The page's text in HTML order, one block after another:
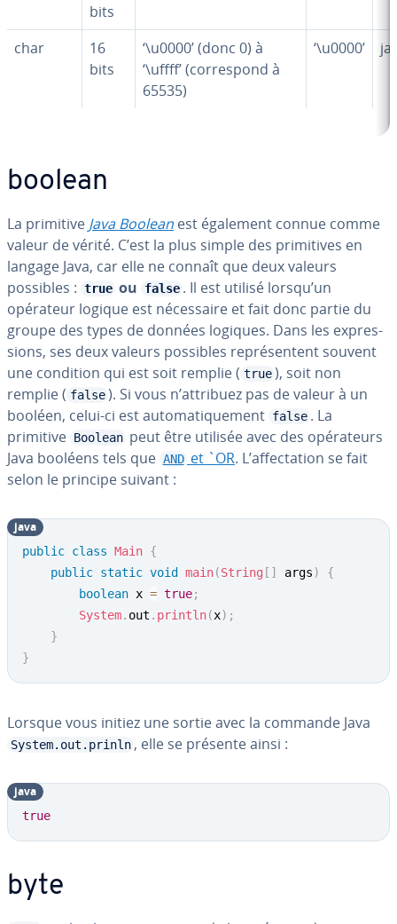
bits
char
16
bits
‘\u0000’ (donc 0) à
‘\uffff’ (cor­res­pond à
65535)
‘\u0000’
boolean
La primitive Java Boolean est également connue comme
valeur de vérité. C’est la plus simple des pri­mi­tives en
langage Java, car elle ne connaît que deux valeurs
possibles : true ou false . Il est utilisé lorsqu’un
opérateur logique est né­ces­saire et fait donc partie du
groupe des types de données logiques. Dans les ex­pres­
sions, ses deux valeurs possibles re­pré­sen­tent souvent
une condition qui est soit remplie ( true ), soit non
remplie ( false ). Si vous n’attribuez pas de valeur à un
booléen, celui-ci est au­to­ma­ti­que­ment false . La
primitive Boolean peut être utilisée avec des opé­ra­teurs
Java booléens tels que AND et `OR. L’af­fec­ta­tion se fait
selon le principe suivant :
public class Main {
public static void main(String [ ] args)
{
boolean x = true;
System. out . println(x) ;
}
}
java
Lorsque vous initiez une sortie avec la commande Java
System.out.prinln , elle se présente ainsi :
true
java
byte